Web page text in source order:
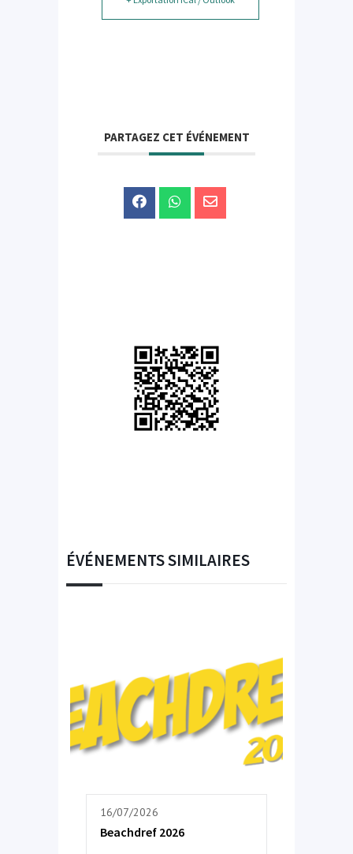
PARTAGEZ CET ÉVÉNEMENT
ÉVÉNEMENTS SIMILAIRES
16/07/2026
Beachdref 2026